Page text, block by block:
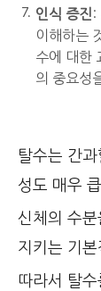
인식 증진:
이해하는
수에 대한
의 중요성
탈수는 간
성도 매우
신체의 수
지키는 기본
따라서 탈